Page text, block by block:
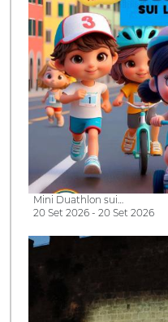
Mini Duathlon sui…
20 Set 2026 - 20 Set 2026